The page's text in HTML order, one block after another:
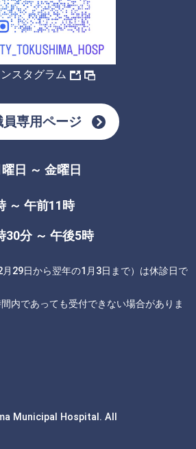
スタグラム
員専用ページ
日 ～ 金曜日
～ 午前11時
30分 ～ 午後5時
29日から翌年の1月3日まで）は休診日で
内であっても受付できない場合がありま
Municipal Hospital. All